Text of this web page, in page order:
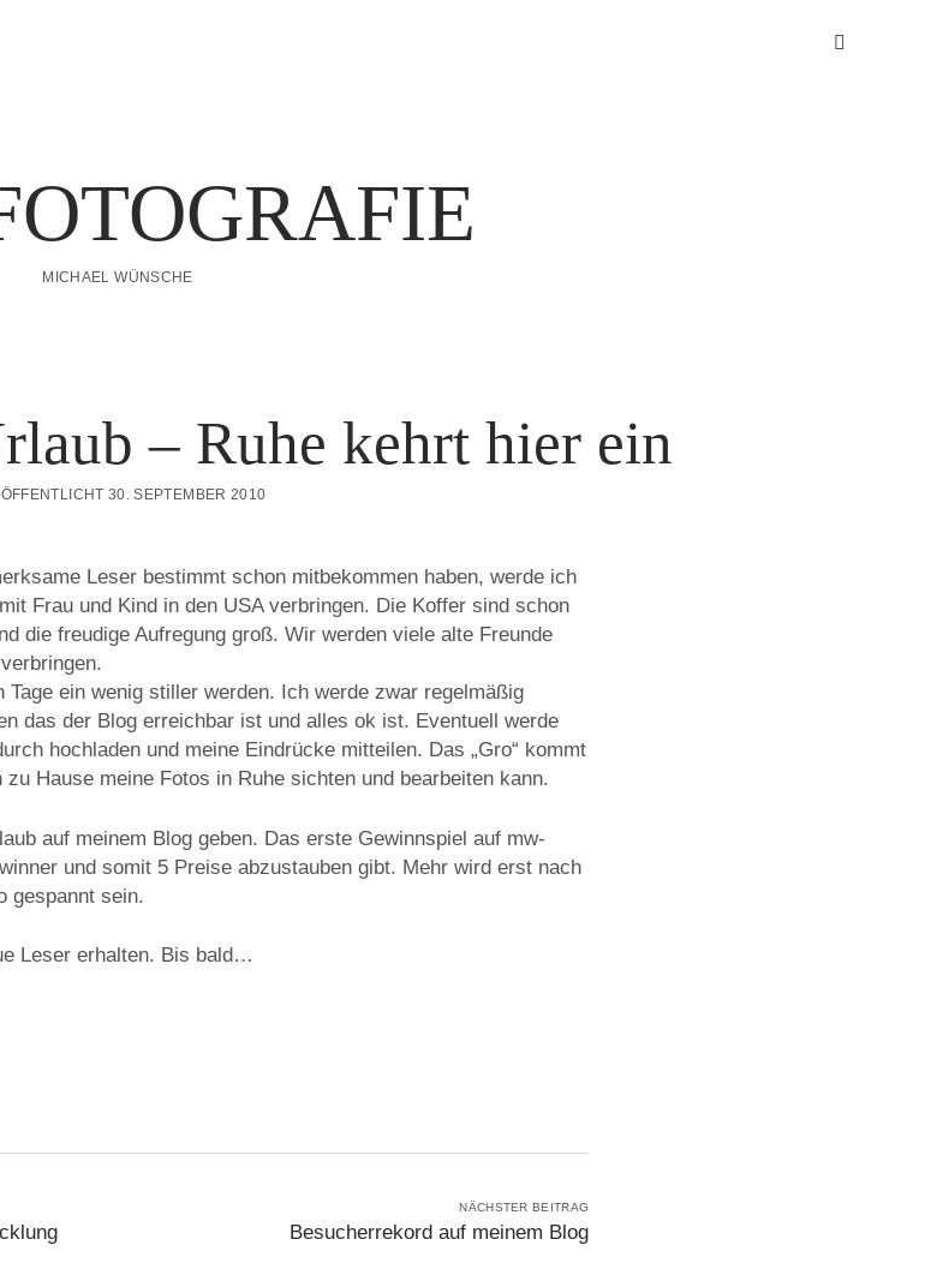
MICHAEL WÜNSCHE
– Ruhe kehrt hier ein
30. SEPTEMBER 2010
Leser bestimmt schon mitbekommen haben, werde ich
Frau und Kind in den USA verbringen. Die Koffer sind schon
die freudige Aufregung groß. Wir werden viele alte Freunde
ein wenig stiller werden. Ich werde zwar regelmäßig
das der Blog erreichbar ist und alles ok ist. Eventuell werde
hochladen und meine Eindrücke mitteilen. Das „Gro“ kommt
Hause meine Fotos in Ruhe sichten und bearbeiten kann.
auf meinem Blog geben. Das erste Gewinnspiel auf mw-
und somit 5 Preise abzustauben gibt. Mehr wird erst nach
gespannt sein.
Leser erhalten. Bis bald…
NÄCHSTER BEITRAG
Besucherrekord auf meinem Blog